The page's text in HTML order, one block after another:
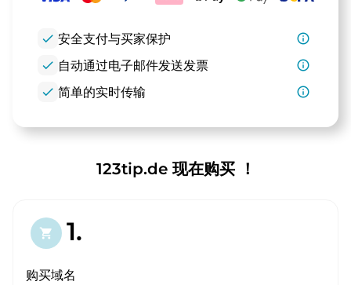
check 安全支付与买家保护
info_outline
check 自动通过电子邮件发送发票
info_outline
check 简单的实时传输 info_outline
123tip.de 现在购买 ！
shopping_cart 1.
购买域名